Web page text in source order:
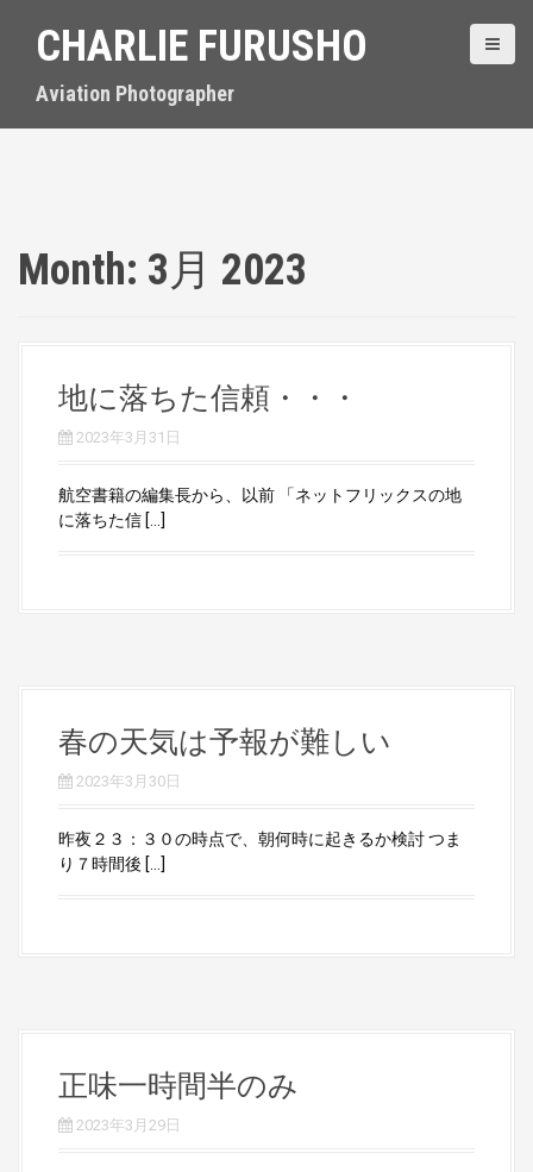
CHARLIE FURUSHO
Aviation Photographer
Month: 3月 2023
地に落ちた信頼・・・
2023年3月31日
航空書籍の編集長から、以前 「ネットフリックスの地
に落ちた信 […]
春の天気は予報が難しい
2023年3月30日
昨夜２３：３０の時点で、朝何時に起きるか検討 つま
り７時間後 […]
正味一時間半のみ
2023年3月29日